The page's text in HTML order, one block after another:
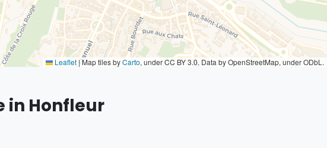
Leaflet|Map tiles byCarto, under CC BY 3.0. Data by OpenStreetMap, under ODbL.
in Honfleur